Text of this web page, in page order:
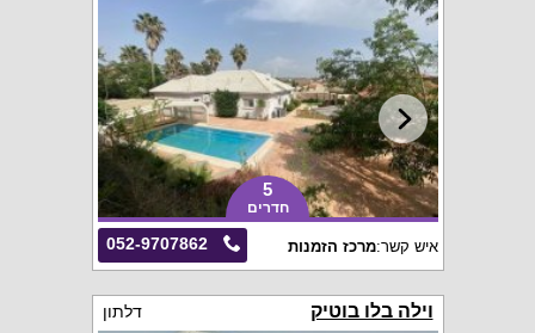
5
חדרים
052-9707862 איש קשר:מרכז הזמנות
וילה בלו בוטיק דלתון